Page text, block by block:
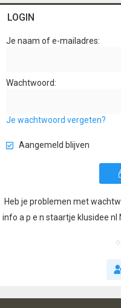
LOGIN
Je naam of e-mailadres
Wachtwoord
Je wachtwoord vergeten?
Aangemeld blijven
Heb je problemen met
info a p e n staartje klusidee nl